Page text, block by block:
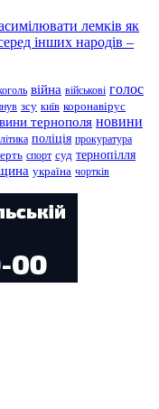
лемків як
інших народів –
війна військові голос
зсу київ коронавірус
тернополя новини
поліція прокуратура
спорт суд тернопілля
україна чортків